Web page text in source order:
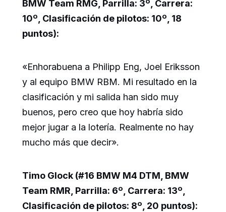
BMW Team RMG, Parrilla: 3º, Carrera:
10º, Clasificación de pilotos: 10º, 18
puntos):
«Enhorabuena a Philipp Eng, Joel Eriksson
y al equipo BMW RBM. Mi resultado en la
clasificación y mi salida han sido muy
buenos, pero creo que hoy habría sido
mejor jugar a la lotería. Realmente no hay
mucho más que decir».
Timo Glock (#16 BMW M4 DTM, BMW
Team RMR, Parrilla: 6º, Carrera: 13º,
Clasificación de pilotos: 8º, 20 puntos):